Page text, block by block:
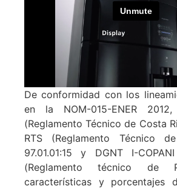
De conformidad con los
en la NOM-015-ENER
(Reglamento Técnico de Costa
RTS (Reglamento Técnico
97.01.01:15 y DGNT I-
(Reglamento técnico de
características y porcentajes